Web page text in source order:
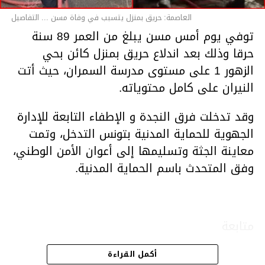
العاصمة: حريق بمنزل يتسبب في وفاة مسن ... التفاصيل
توفي يوم أمس مسن يبلغ من العمر 89 سنة
حرقا وذلك بعد اندلاع حريق بمنزل كائن بحي
الزهور 1 على مستوى مدرسة السمران، حيث أتت
النيران على كامل محتوياته.
وقد تدخلت فرق النجدة و الإطفاء التابعة للإدارة
الجهوية للحماية المدنية بتونس التدخل، وتمت
معاينة الجثة وتسليمها إلى أعوان الأمن الوطني،
وفق المتحدث باسم الحماية المدنية.
أكمل القراءة